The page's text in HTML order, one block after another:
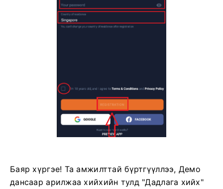
Баяр хүргэе! Та амжилттай бүртгүүллээ, Демо
дансаар арилжаа хийхийн тулд "Дадлага хийх"